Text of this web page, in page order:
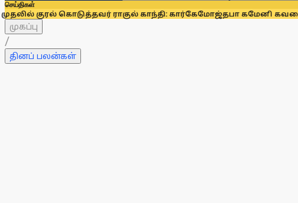
செய்திகள்
கொடுத்தவர் ராகுல் காந்தி: கார்கேமோஜ்தபா கமேனி
முகப்பு
/
தினப் பலன்கள்